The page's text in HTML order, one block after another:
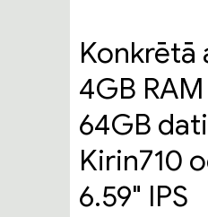
Konkrētā
4GB RAM
64GB
Kirin710
6.59" IPS